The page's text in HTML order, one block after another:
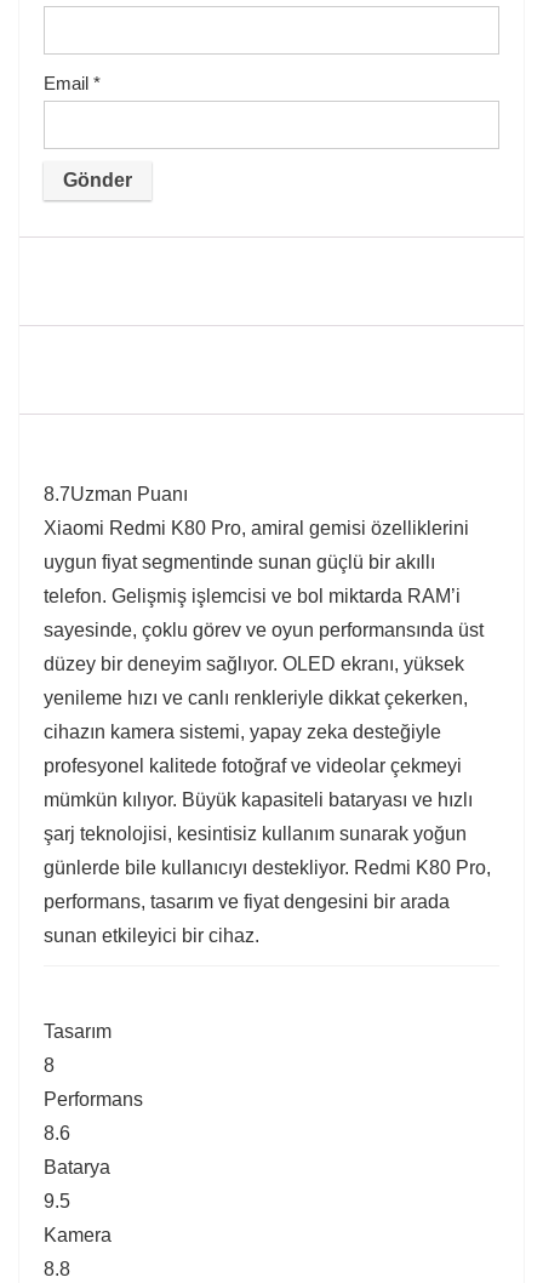
Email *
8.7Uzman Puanı
Xiaomi Redmi K80 Pro, amiral gemisi özelliklerini
uygun fiyat segmentinde sunan güçlü bir akıllı
telefon. Gelişmiş işlemcisi ve bol miktarda RAM’i
sayesinde, çoklu görev ve oyun performansında üst
düzey bir deneyim sağlıyor. OLED ekranı, yüksek
yenileme hızı ve canlı renkleriyle dikkat çekerken,
cihazın kamera sistemi, yapay zeka desteğiyle
profesyonel kalitede fotoğraf ve videolar çekmeyi
mümkün kılıyor. Büyük kapasiteli bataryası ve hızlı
şarj teknolojisi, kesintisiz kullanım sunarak yoğun
günlerde bile kullanıcıyı destekliyor. Redmi K80 Pro,
performans, tasarım ve fiyat dengesini bir arada
sunan etkileyici bir cihaz.
Tasarım
8
Performans
8.6
Batarya
9.5
Kamera
8.8